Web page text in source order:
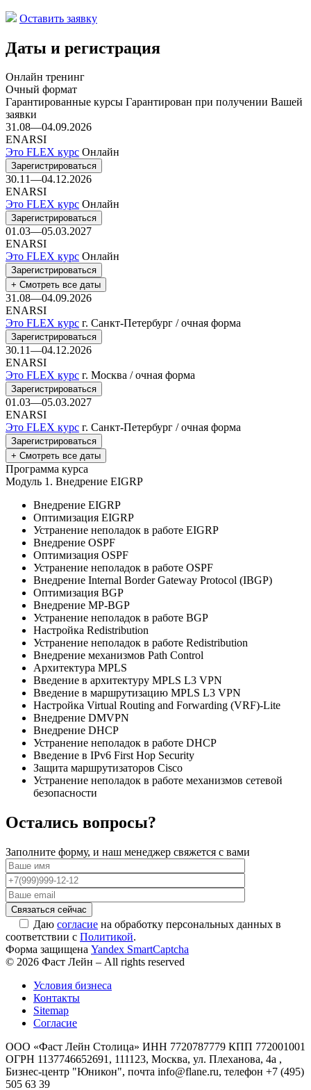
Оставить заявку
Даты и регистрация
Онлайн тренинг
Очный формат
Гарантированные курсы Гарантирован при получении Вашей
заявки
31.08—04.09.2026
ENARSI
Это FLEX курс Онлайн
Зарегистрироваться
30.11—04.12.2026
ENARSI
Это FLEX курс Онлайн
Зарегистрироваться
01.03—05.03.2027
ENARSI
Это FLEX курс Онлайн
Зарегистрироваться
+ Смотреть все даты
31.08—04.09.2026
ENARSI
Это FLEX курс г. Санкт-Петербург / очная форма
Зарегистрироваться
30.11—04.12.2026
ENARSI
Это FLEX курс г. Москва / очная форма
Зарегистрироваться
01.03—05.03.2027
ENARSI
Это FLEX курс г. Санкт-Петербург / очная форма
Зарегистрироваться
+ Смотреть все даты
Программа курса
Модуль 1. Внедрение EIGRP
Внедрение EIGRP
Оптимизация EIGRP
Устранение неполадок в работе EIGRP
Внедрение OSPF
Оптимизация OSPF
Устранение неполадок в работе OSPF
Внедрение Internal Border Gateway Protocol (IBGP)
Оптимизация BGP
Внедрение MP-BGP
Устранение неполадок в работе BGP
Настройка Redistribution
Устранение неполадок в работе Redistribution
Внедрение механизмов Path Control
Архитектура MPLS
Введение в архитектуру MPLS L3 VPN
Введение в маршрутизацию MPLS L3 VPN
Настройка Virtual Routing and Forwarding (VRF)-Lite
Внедрение DMVPN
Внедрение DHCP
Устранение неполадок в работе DHCP
Введение в IPv6 First Hop Security
Защита маршрутизаторов Cisco
Устранение неполадок в работе механизмов сетевой
безопасности
Остались вопросы?
Заполните форму, и наш менеджер свяжется с вами
Даю согласие на обработку персональных данных в
соответствии с Политикой.
Форма защищена Yandex SmartCaptcha
© 2026 Фаст Лейн – All rights reserved
Условия бизнеса
Контакты
Sitemap
Согласие
ООО «Фаст Лейн Столица» ИНН 7720787779 КПП 772001001
ОГРН 1137746652691, 111123, Москва, ул. Плеханова, 4а ,
Бизнес-центр "Юникон", почта info@flane.ru, телефон +7 (495)
505 63 39